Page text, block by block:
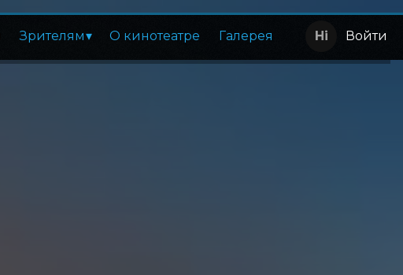
Зрителям О кинотеатре Галерея Войти